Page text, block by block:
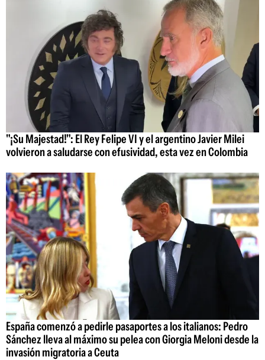
"¡Su Majestad!": El Rey Felipe VI y el argentino Javier Milei
volvieron a saludarse con efusividad, esta vez en Colombia
España comenzó a pedirle pasaportes a los italianos: Pedro
Sánchez lleva al máximo su pelea con Giorgia Meloni desde la
invasión migratoria a Ceuta